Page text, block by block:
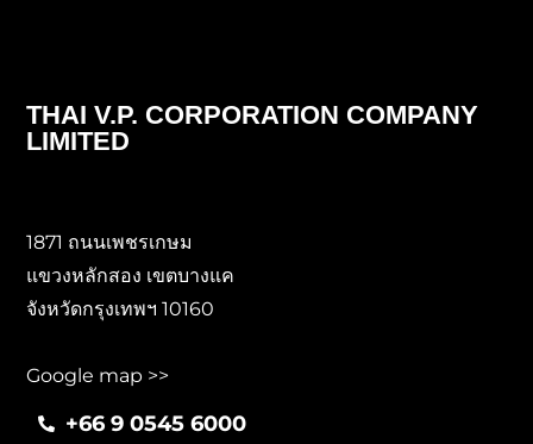
THAI V.P. CORPORATION COMPANY
LIMITED
1871 ถนนเพชรเกษม
แขวงหลักสอง เขตบางแค
จังหวัดกรุงเทพฯ 10160
Google map >>
+66 9 0545 6000